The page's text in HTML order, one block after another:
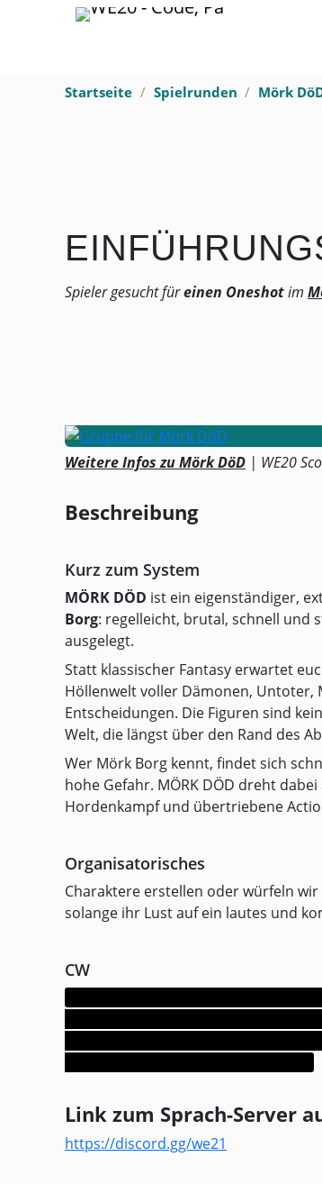
Startseite Spielrunden Mörk
Spieler gesucht füreinen Oneshotim
Weitere Infos zu Mörk DöD | WE20
Beschreibung
Kurz zum System
MÖRK DÖD ist ein eigenständiger,
Borg: regelleicht, brutal, schnell und
ausgelegt.
Statt klassischer Fantasy erwartet
Höllenwelt voller Dämonen,
Entscheidungen. Die Figuren sind
Welt, die längst über den Rand des
Wer Mörk Borg kennt, findet sich
hohe Gefahr. MÖRK DÖD dreht
Hordenkampf und übertriebene
Organisatorisches
Charaktere erstellen oder würfeln
solange ihr Lust auf ein lautes und
CW
Link zum Sprach-Server
https://discord.gg/we21